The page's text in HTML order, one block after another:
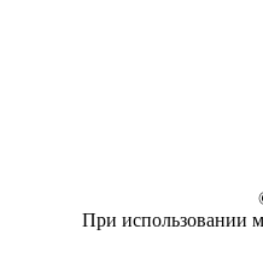
При использовании